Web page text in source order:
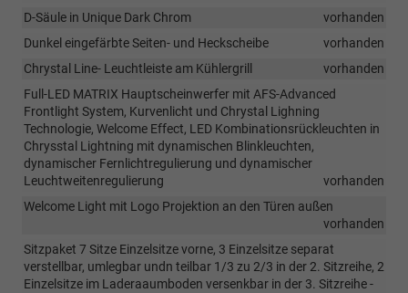
D-Säule in Unique Dark Chrom
vorhanden
Dunkel eingefärbte Seiten- und Heckscheibe
vorhanden
Chrystal Line- Leuchtleiste am Kühlergrill
vorhanden
Full-LED MATRIX Hauptscheinwerfer mit AFS-Advanced
Frontlight System, Kurvenlicht und Chrystal Lighning
Technologie, Welcome Effect, LED Kombinationsrückleuchten in
Chrysstal Lightning mit dynamischen Blinkleuchten,
dynamischer Fernlichtregulierung und dynamischer
Leuchtweitenregulierung
vorhanden
Welcome Light mit Logo Projektion an den Türen außen
vorhanden
Sitzpaket 7 Sitze Einzelsitze vorne, 3 Einzelsitze separat
verstellbar, umlegbar undn teilbar 1/3 zu 2/3 in der 2. Sitzreihe, 2
Einzelsitze im Laderaaumboden versenkbar in der 3. Sitzreihe -